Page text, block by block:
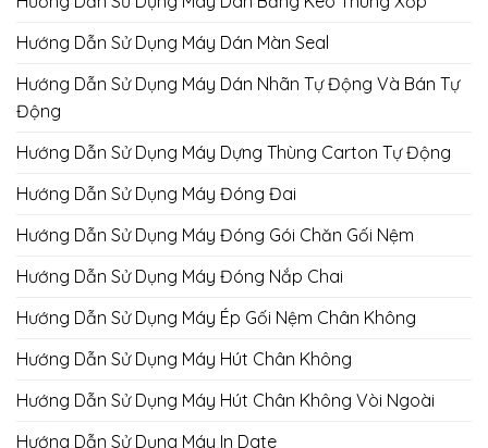
Hướng Dẫn Sử Dụng Máy Dán Màn Seal
Hướng Dẫn Sử Dụng Máy Dán Nhãn Tự Động Và Bán Tự
Động
Hướng Dẫn Sử Dụng Máy Dựng Thùng Carton Tự Động
Hướng Dẫn Sử Dụng Máy Đóng Đai
Hướng Dẫn Sử Dụng Máy Đóng Gói Chăn Gối Nệm
Hướng Dẫn Sử Dụng Máy Đóng Nắp Chai
Hướng Dẫn Sử Dụng Máy Ép Gối Nệm Chân Không
Hướng Dẫn Sử Dụng Máy Hút Chân Không
Hướng Dẫn Sử Dụng Máy Hút Chân Không Vòi Ngoài
Hướng Dẫn Sử Dụng Máy In Date